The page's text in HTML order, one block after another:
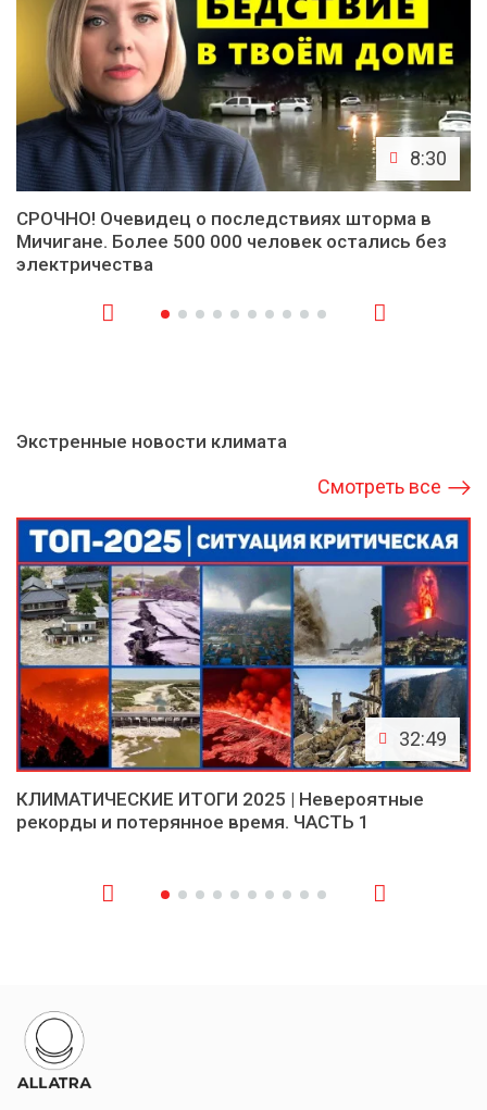
8:30
СРОЧНО! Очевидец о последствиях шторма в
Мичигане. Более 500 000 человек остались без
электричества
Экстренные новости климата
Смотреть все
32:49
КЛИМАТИЧЕСКИЕ ИТОГИ 2025 | Невероятные
рекорды и потерянное время. ЧАСТЬ 1